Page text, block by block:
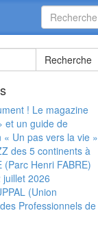
Recherche
! Le magazine
et un guide de
« Un pas vers la vie »
des 5 continents à
(Parc Henri FABRE)
2026
(Union
Professionnels de